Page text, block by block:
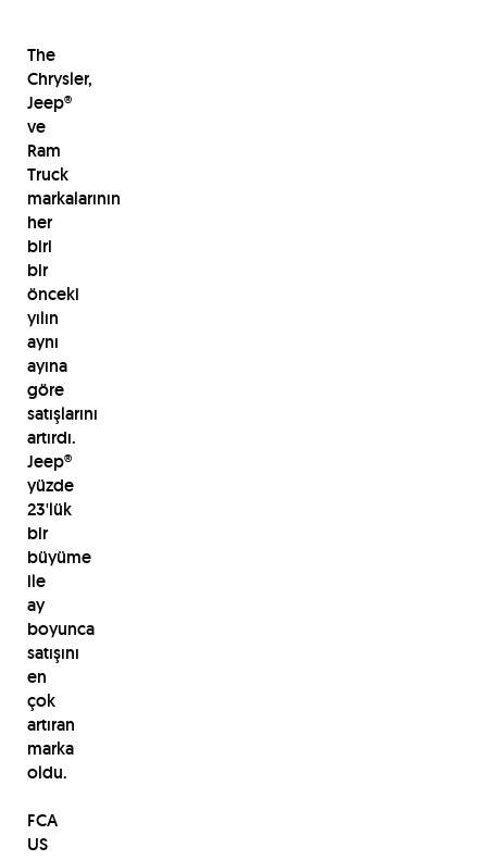
The
Chrysler,
Jeep®
ve
Ram
Truck
markalarının
her
biri
bir
önceki
yılın
aynı
ayına
göre
satışlarını
artırdı.
Jeep®
yüzde
23'lük
bir
büyüme
ile
ay
boyunca
satışını
en
çok
artıran
marka
oldu.
FCA
US